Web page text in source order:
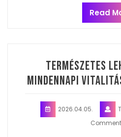
Read
Természetes
mindennapi
2026.04.05.